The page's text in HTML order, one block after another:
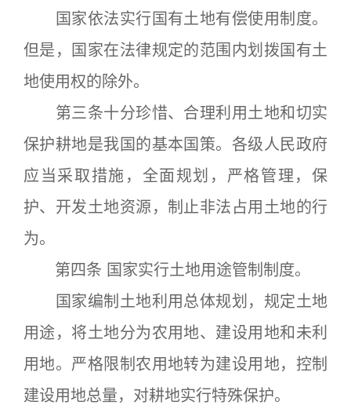
国家依法实行国有土地有偿使用制度。
但是，国家在法律规定的范围内划拨国有土
地使用权的除外。
第三条十分珍惜、合理利用土地和切实
保护耕地是我国的基本国策。各级人民政府
应当采取措施，全面规划，严格管理，保
护、开发土地资源，制止非法占用土地的行
为。
第四条 国家实行土地用途管制制度。
国家编制土地利用总体规划，规定土地
用途，将土地分为农用地、建设用地和未利
用地。严格限制农用地转为建设用地，控制
建设用地总量，对耕地实行特殊保护。